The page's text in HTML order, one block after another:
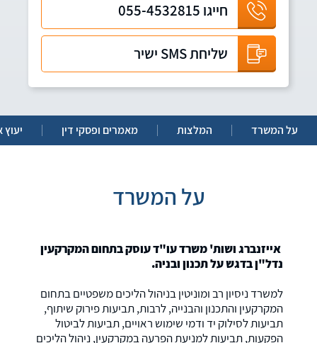
חייגו 055-4532815
שליחת SMS ישיר
על המשרד המלצות מאמרים ופסקי דין יעוץ
על המשרד
אייזנברג ושות' משרד עו"ד עוסק בתחום המקרקעין
נדל"ן בדגש על תכנון ובניה.
למשרד ניסיון רב ומוניטין בניהול הליכים משפטיים בתחום
המקרקעין והתכנון והבנייה, לרבות, תביעות פירוק שיתוף,
תביעות לסילוק יד ודמי שימוש ראויים, תביעות לביטול
הפקעות, תביעות למניעת הפרעה במקרקעין, ניהול הליכים